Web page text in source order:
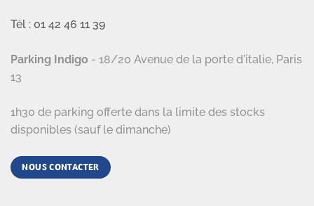
Tél : 01 42 46 11 39
Parking Indigo - 18/20 Avenue de la porte d'italie, Paris
13
1h30 de parking offerte dans la limite des stocks
disponibles (sauf le dimanche)
NOUS CONTACTER